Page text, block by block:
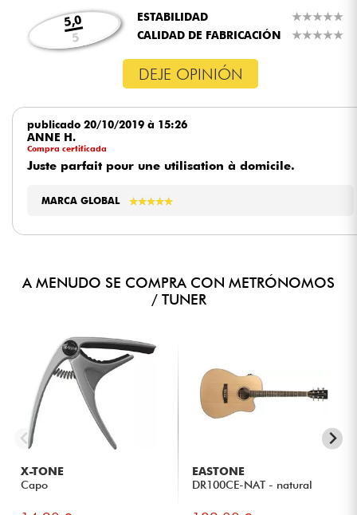
5,0
5
ESTABILIDAD ★★★★★
★★★★★
CALIDAD DE FABRICACIÓN
★★★★★
★★★★★
DEJE OPINIÓN
publicado 20/10/2019 à 15:26
ANNE H.
Compra certificada
Juste parfait pour une utilisation à domicile.
MARCA GLOBAL ★★★★★
★★★★★
A MENUDO SE COMPRA CON METRÓNOMOS
/ TUNER
X-TONE
Capo
EASTONE
DR100CE-NAT - natural